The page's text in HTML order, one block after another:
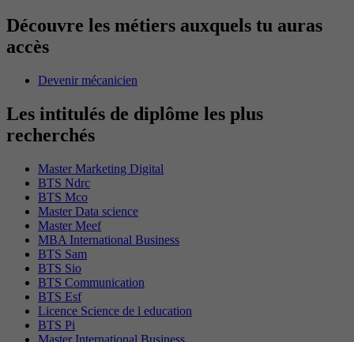
Découvre les métiers auxquels tu auras
accès
Devenir mécanicien
Les intitulés de diplôme les plus
recherchés
Master Marketing Digital
BTS Ndrc
BTS Mco
Master Data science
Master Meef
MBA International Business
BTS Sam
BTS Sio
BTS Communication
BTS Esf
Licence Science de l education
BTS Pi
Master International Business